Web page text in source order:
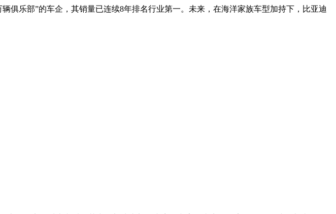
俱乐部”的车企，其销量已连续8年排名行业第一。未来，在海洋家族车型加持下，比亚迪